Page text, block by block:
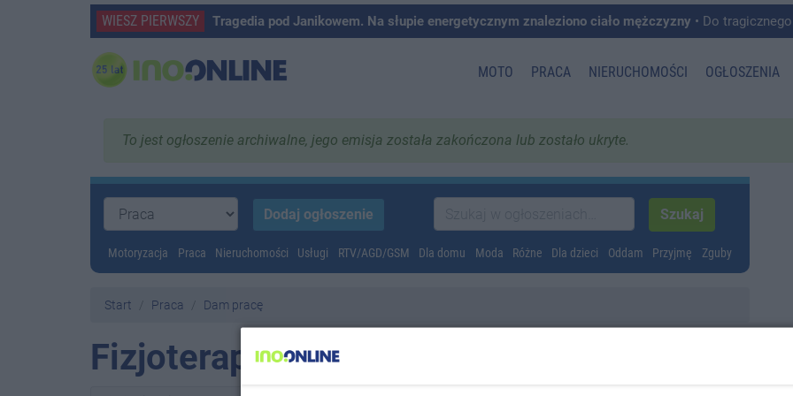
WIESZ PIERWSZY Tragedia pod Janikowem. Na słupie energetycznym znaleziono ciało mężczyzny • Do tragicznego zdarzenia doszło
MOTO PRACA NIERUCHOMOŚCI OGŁOSZENIA
To jest ogłoszenie archiwalne, jego emisja została zakończona lub zostało ukryte.
Motoryzacja Praca Nieruchomości Usługi RTV/AGD/GSM Dla domu Moda Różne Dla dzieci Oddam Przyjmę Zguby
Start Praca Dam pracę
Fizjoterapeuta Fizjomedica